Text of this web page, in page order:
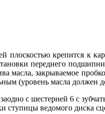
плоскостью крепится к
переднего
масла, закрываемое
(уровень масла должен
с шестерней 6 с
ступицы ведомого диска